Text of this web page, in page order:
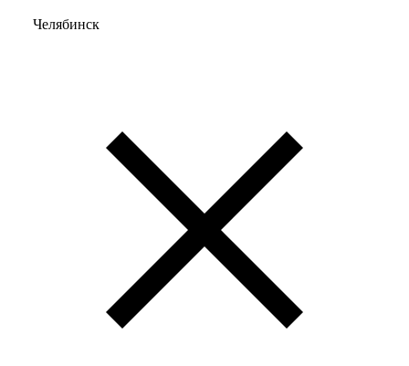
Челябинск